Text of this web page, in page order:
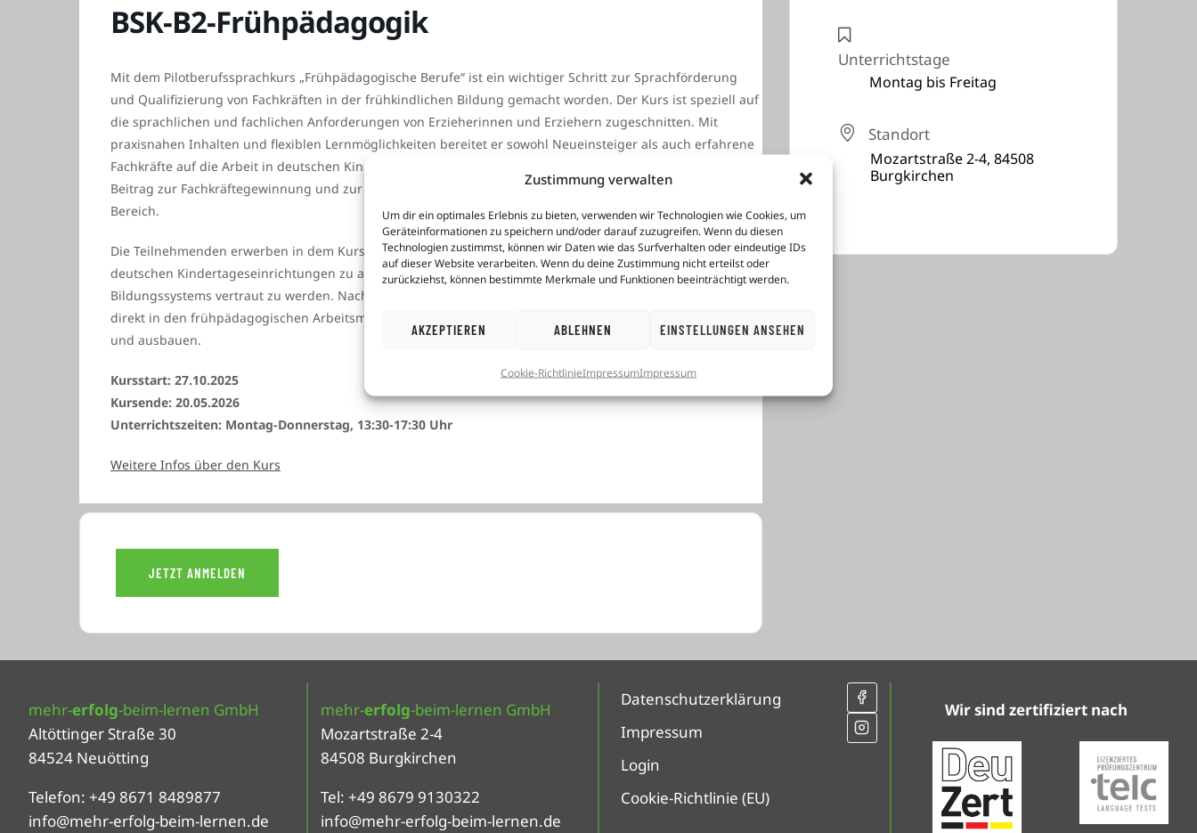
Zustimmung verwalten
Um dir ein optimales Erlebnis zu bieten, verwenden wir Technologien wie Cookies, um
Geräteinformationen zu speichern und/oder darauf zuzugreifen. Wenn du diesen
Technologien zustimmst, können wir Daten wie das Surfverhalten oder eindeutige IDs
auf dieser Website verarbeiten. Wenn du deine Zustimmung nicht erteilst oder
zurückziehst, können bestimmte Merkmale und Funktionen beeinträchtigt werden.
AKZEPTIEREN ABLEHNEN EINSTELLUNGEN ANSEHEN
Cookie-RichtlinieImpressumImpressum
BSK-B2-Frühpädagogik
Mit dem Pilotberufssprachkurs „Frühpädagogische Berufe“ ist ein wichtiger Schritt zur Sprachförderung
und Qualifizierung von Fachkräften in der frühkindlichen Bildung gemacht worden. Der Kurs ist speziell auf
die sprachlichen und fachlichen Anforderungen von Erzieherinnen und Erziehern zugeschnitten. Mit
praxisnahen Inhalten und flexiblen Lernmöglichkeiten bereitet er sowohl Neueinsteiger als auch erfahrene
Fachkräfte auf die Arbeit in deutschen Kindertagesstätten vor. Der Pilotkurs leistet damit einen wertvollen
Beitrag zur Fachkräftegewinnung und zur Verbesserung der beruflichen Chancen im frühpädagogischen
Bereich.
Die Teilnehmenden erwerben in dem Kurs die sprachlichen Kompetenzen, die sie benötigen, um in
deutschen Kindertageseinrichtungen zu arbeiten und mit den Besonderheiten des deutschen
Bildungssystems vertraut zu werden. Nach erfolgreichem Abschluss des Kurses können die Teilnehmenden
direkt in den frühpädagogischen Arbeitsmarkt einsteigen oder ihre bereits bestehende Position festigen
und ausbauen.
Kursstart: 27.10.2025
Kursende: 20.05.2026
Unterrichtszeiten: Montag-Donnerstag, 13:30-17:30 Uhr
Weitere Infos über den Kurs
JETZT ANMELDEN
Unterrichtstage
Montag bis Freitag
Standort
Mozartstraße 2-4, 84508
Burgkirchen
mehr-erfolg-beim-lernen GmbH
Altöttinger Straße 30
84524 Neuötting
Telefon: +49 8671 8489877
info@mehr-erfolg-beim-lernen.de
mehr-erfolg-beim-lernen GmbH
Mozartstraße 2-4
84508 Burgkirchen
Tel: +49 8679 9130322
info@mehr-erfolg-beim-lernen.de
Datenschutzerklärung
Impressum
Login
Cookie-Richtlinie (EU)
Wir sind zertifiziert nach